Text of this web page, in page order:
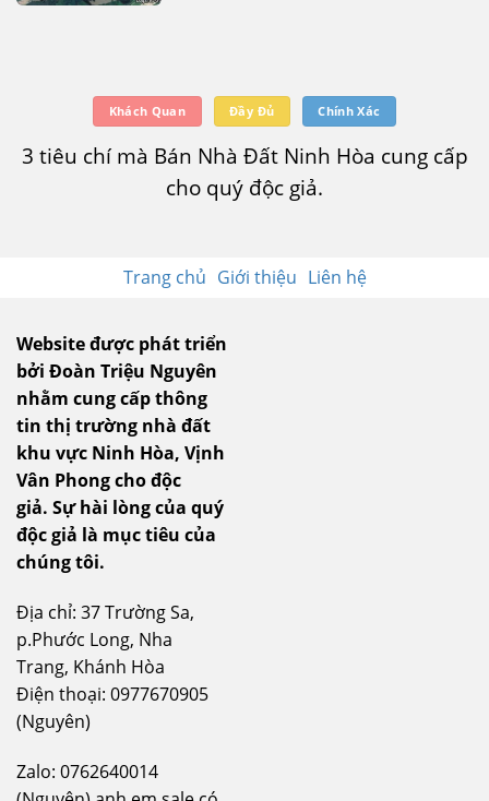
Khách Quan Đầy Đủ Chính Xác
3 tiêu chí mà Bán Nhà Đất Ninh Hòa cung cấp
cho quý độc giả.
Trang chủ Giới thiệu Liên hệ
Website được phát triển
bởi Đoàn Triệu Nguyên
nhằm cung cấp thông
tin thị trường nhà đất
khu vực Ninh Hòa, Vịnh
Vân Phong cho độc
giả. Sự hài lòng của quý
độc giả là mục tiêu của
chúng tôi.
Địa chỉ: 37 Trường Sa,
p.Phước Long, Nha
Trang, Khánh Hòa
Điện thoại: 0977670905
(Nguyên)
Zalo: 0762640014